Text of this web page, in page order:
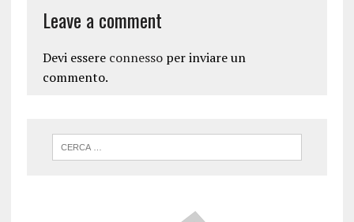
Leave a comment
Devi essere connessoper inviare un
commento.